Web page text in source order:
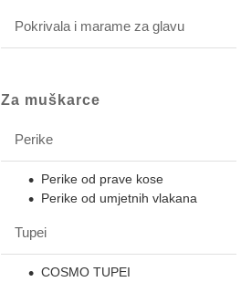
Pokrivala i marame za glavu
Za muškarce
Perike
Perike od prave kose
Perike od umjetnih vlakana
Tupei
COSMO TUPEI